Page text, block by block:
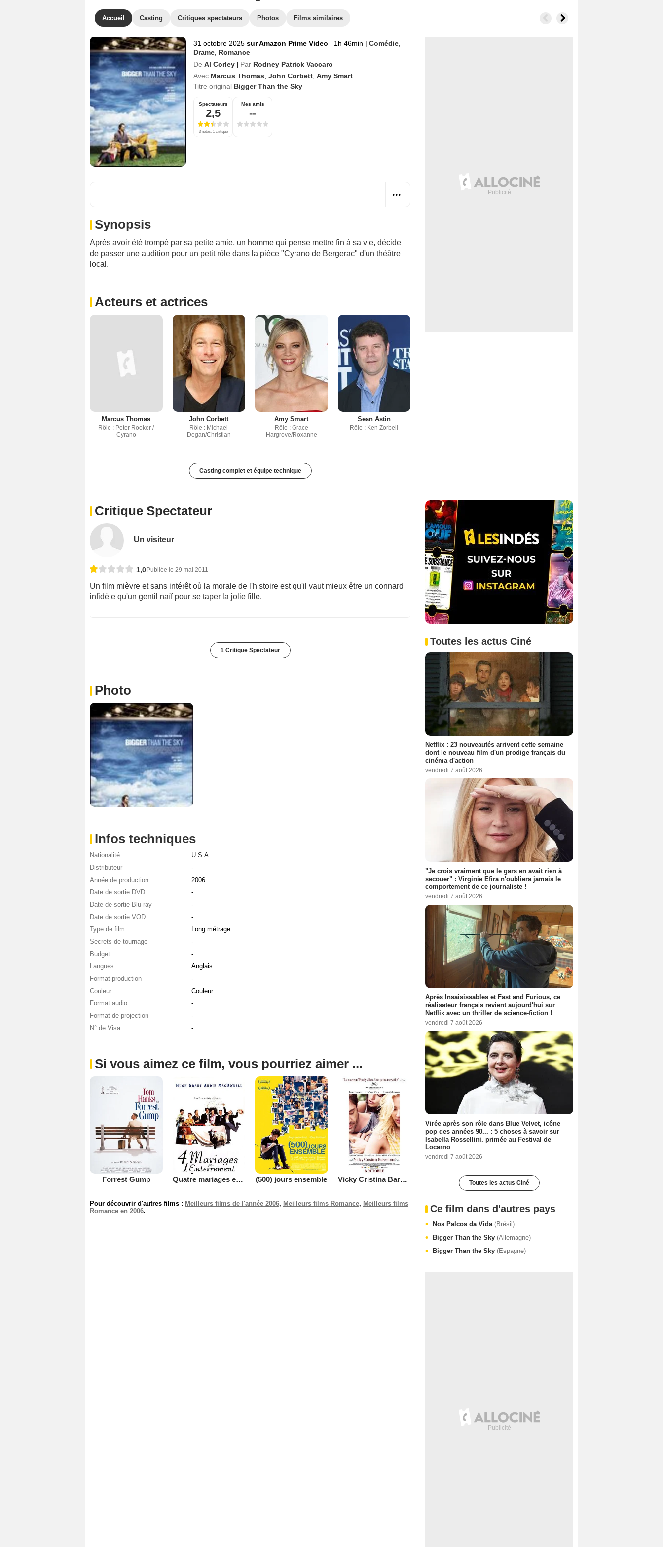
Accueil Casting Critiques spectateurs Photos Films similaires
31 octobre 2025 sur Amazon Prime Video | 1h 46min | Comédie
Drame Romance
De Al Corley Par Rodney Patrick Vaccaro
Avec Marcus Thomas John Corbett Amy Smart
Titre original Bigger Than the Sky
Spectateurs
2,5
3 notes, 1 critique
Mes amis
--
Synopsis
Après avoir été trompé par sa petite amie, un homme qui pense mettre fin à sa vie, décide
de passer une audition pour un petit rôle dans la pièce "Cyrano de Bergerac" d'un théâtre
local.
Acteurs et actrices
Marcus Thomas
Rôle : Peter Rooker /
Cyrano
John Corbett
Rôle : Michael
Degan/Christian
Amy Smart
Rôle : Grace
Hargrove/Roxanne
Sean Astin
Rôle : Ken Zorbell
Casting complet et équipe technique
Critique Spectateur
Un visiteur
1,0 Publiée le 29 mai 2011
Un film mièvre et sans intérêt où la morale de l'histoire est qu'il vaut mieux être un connard
infidèle qu'un gentil naïf pour se taper la jolie fille.
1 Critique Spectateur
Photo
Infos techniques
Nationalité
U.S.A.
Distributeur
-
Année de production
2006
Date de sortie DVD
-
Date de sortie Blu-ray
-
Date de sortie VOD
-
Type de film
Long métrage
Secrets de tournage
-
Budget
-
Langues
Anglais
Format production
-
Couleur
Couleur
Format audio
-
Format de projection
-
N° de Visa
-
Si vous aimez ce film, vous pourriez aimer ...
Forrest Gump Quatre mariages et un enterrement (500) jours ensemble Vicky Cristina Barcelona
Pour découvrir d'autres films : Meilleurs films de l'année 2006, Meilleurs films Romance, Meilleurs films
Romance en 2006.
Toutes les actus Ciné
Netflix : 23 nouveautés arrivent cette semaine
dont le nouveau film d'un prodige français du
cinéma d'action
vendredi 7 août 2026
"Je crois vraiment que le gars en avait rien à
secouer" : Virginie Efira n'oubliera jamais le
comportement de ce journaliste !
vendredi 7 août 2026
Après Insaisissables et Fast and Furious, ce
réalisateur français revient aujourd'hui sur
Netflix avec un thriller de science-fiction !
vendredi 7 août 2026
Virée après son rôle dans Blue Velvet, icône
pop des années 90... : 5 choses à savoir sur
Isabella Rossellini, primée au Festival de
Locarno
vendredi 7 août 2026
Toutes les actus Ciné
Ce film dans d'autres pays
Nos Palcos da Vida (Brésil)
Bigger Than the Sky (Allemagne)
Bigger Than the Sky (Espagne)